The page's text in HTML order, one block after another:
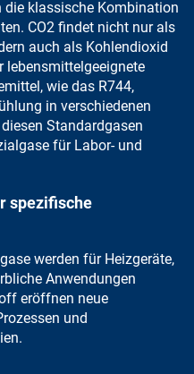
die klassische Kombination
. CO2 findet nicht nur als
auch als Kohlendioxid
lebensmittelgeeignete
, wie das R744,
in verschiedenen
Standardgasen
für Labor- und
spezifische
werden für Heizgeräte,
Anwendungen
eröffnen neue
und